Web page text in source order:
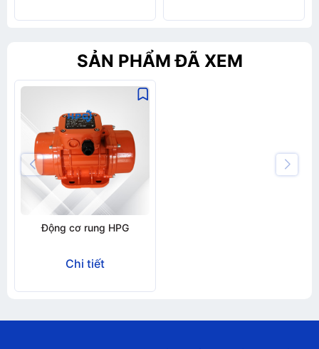
SẢN PHẨM ĐÃ XEM
Động cơ rung HPG
Chi tiết